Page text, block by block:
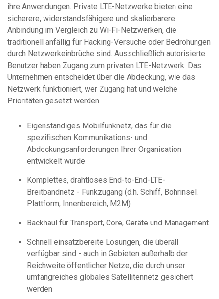
ihre Anwendungen. Private LTE-Netzwerke bieten eine
sicherere, widerstandsfähigere und skalierbarere
Anbindung im Vergleich zu Wi-Fi-Netzwerken, die
traditionell anfällig für Hacking-Versuche oder Bedrohungen
durch Netzwerkeinbrüche sind. Ausschließlich autorisierte
Benutzer haben Zugang zum privaten LTE-Netzwerk. Das
Unternehmen entscheidet über die Abdeckung, wie das
Netzwerk funktioniert, wer Zugang hat und welche
Prioritäten gesetzt werden.
Eigenständiges Mobilfunknetz, das für die
spezifischen Kommunikations- und
Abdeckungsanforderungen Ihrer Organisation
entwickelt wurde
Komplettes, drahtloses End-to-End-LTE-
Breitbandnetz - Funkzugang (d.h. Schiff, Bohrinsel,
Plattform, Innenbereich, M2M)
Backhaul für Transport, Core, Geräte und Management
Schnell einsatzbereite Lösungen, die überall
verfügbar sind - auch in Gebieten außerhalb der
Reichweite öffentlicher Netze, die durch unser
umfangreiches globales Satellitennetz gesichert
werden